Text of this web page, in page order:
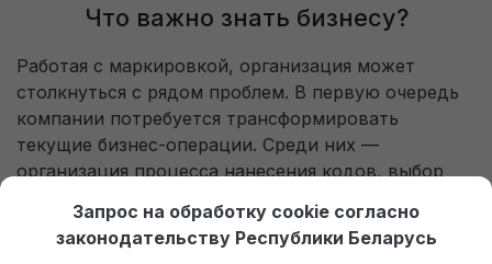
Что важно знать бизнесу?
Работая с маркировкой, организация может
столкнуться с рядом проблем. В первую очередь
компании потребуется трансформировать
текущие бизнес-операции. Среди них —
организация процесса нанесения кодов, выбор
электронных документов, интеграция в стадию
отгрузки и приемки товара специального
Запрос на обработку cookie согласно
законодательству Республики Беларусь